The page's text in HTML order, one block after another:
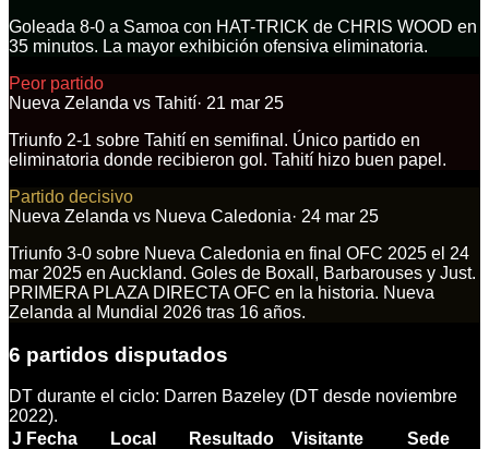
Goleada 8-0 a Samoa con HAT-TRICK de CHRIS WOOD en
35 minutos. La mayor exhibición ofensiva eliminatoria.
Peor partido
Nueva Zelanda vs Tahití· 21 mar 25
Triunfo 2-1 sobre Tahití en semifinal. Único partido en
eliminatoria donde recibieron gol. Tahití hizo buen papel.
Partido decisivo
Nueva Zelanda vs Nueva Caledonia· 24 mar 25
Triunfo 3-0 sobre Nueva Caledonia en final OFC 2025 el 24
mar 2025 en Auckland. Goles de Boxall, Barbarouses y Just.
PRIMERA PLAZA DIRECTA OFC en la historia. Nueva
Zelanda al Mundial 2026 tras 16 años.
6 partidos disputados
DT durante el ciclo: Darren Bazeley (DT desde noviembre
2022).
J Fecha Local Resultado Visitante Sede